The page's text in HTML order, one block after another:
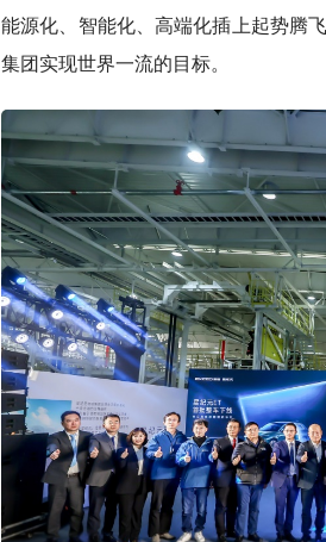
能源化、智能化、高端化插上起势腾
集团实现世界一流的目标。